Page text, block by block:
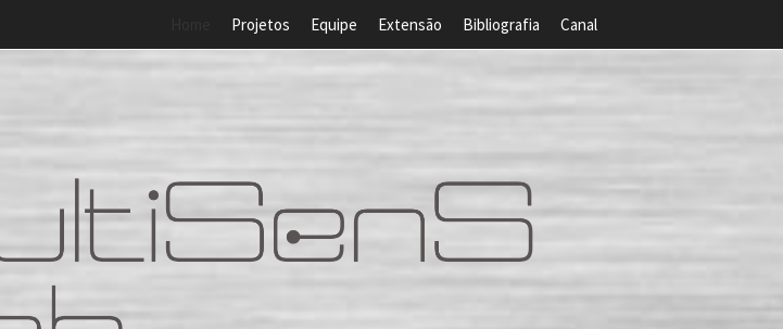
Projetos Equipe Extensão Bibliografia Canal